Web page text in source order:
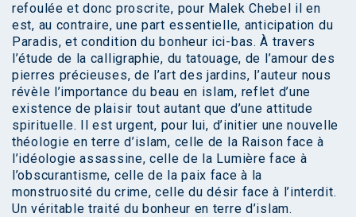
refoulée et donc proscrite, pour Malek Chebel il en
est, au contraire, une part essentielle, anticipation du
Paradis, et condition du bonheur ici-bas. À travers
l’étude de la calligraphie, du tatouage, de l’amour des
pierres précieuses, de l’art des jardins, l’auteur nous
révèle l’importance du beau en islam, reflet d’une
existence de plaisir tout autant que d’une attitude
spirituelle. Il est urgent, pour lui, d’initier une nouvelle
théologie en terre d’islam, celle de la Raison face à
l’idéologie assassine, celle de la Lumière face à
l’obscurantisme, celle de la paix face à la
monstruosité du crime, celle du désir face à l’interdit.
Un véritable traité du bonheur en terre d’islam.